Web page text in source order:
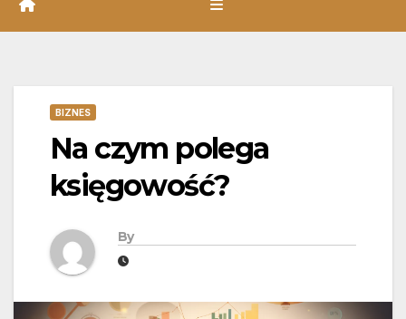
BIZNES
Na czym polega
księgowość?
By